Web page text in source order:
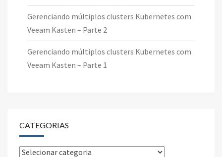
Gerenciando múltiplos clusters Kubernetes com
Veeam Kasten – Parte 2
Gerenciando múltiplos clusters Kubernetes com
Veeam Kasten – Parte 1
CATEGORIAS
Categorias